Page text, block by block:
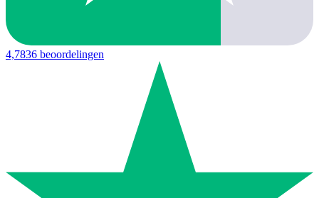
4,7836 beoordelingen